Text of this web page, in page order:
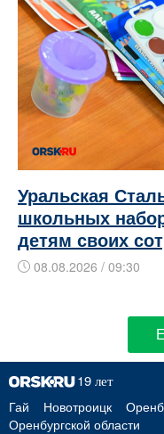
Уральская
школьных
детям своих
08.08.2026 / 09:30
Гай Новотроицк
Оренбургской области